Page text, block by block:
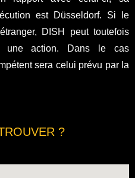
est Düsseldorf. Si le
DISH peut toutefois
une action. Dans le cas
sera celui prévu par la
?